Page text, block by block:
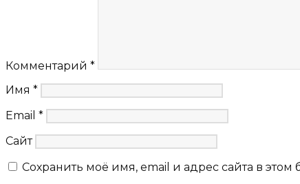
Комментарий *
Имя *
Email *
Сайт
Сохранить моё имя, email и адрес сайта в